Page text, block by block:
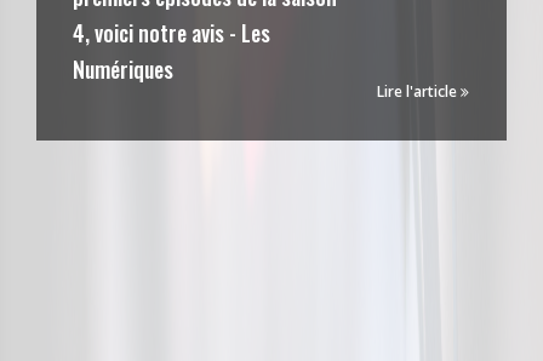
4, voici notre avis - Les
Numériques
Lire l'article